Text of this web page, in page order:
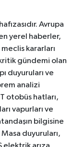
Avrupa
yerel haberler,
kararları
gündemi olan
duyuruları ve
analizi
otobüs hatları,
vapurları ve
bilgisine
duyuruları,